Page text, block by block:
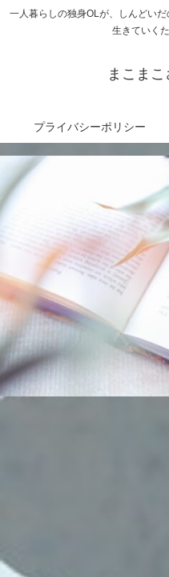
一人暮らしの独身OLが、しんどい
生きていく
まこま
プライバシーポリシー